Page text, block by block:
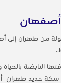
أصفهان
من طهران إلى
النابضة
سكة حديد